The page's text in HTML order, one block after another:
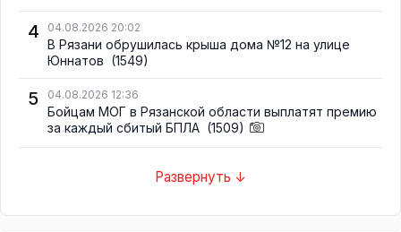
4 04.08.2026 20:02
В Рязани обрушилась крыша дома №12 на улице
Юннатов (1549)
5 04.08.2026 12:36
Бойцам МОГ в Рязанской области выплатят премию
за каждый сбитый БПЛА (1509)
Развернуть ↓